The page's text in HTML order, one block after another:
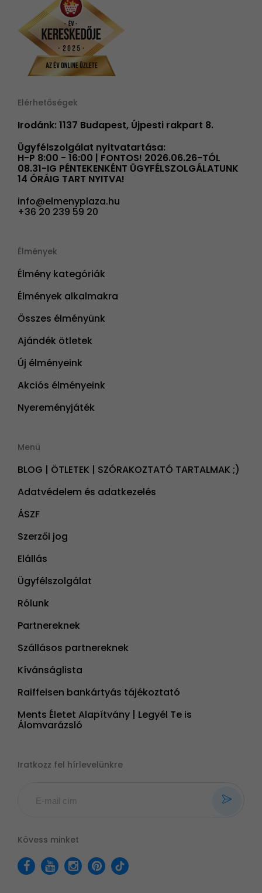
Elérhetőségek
Irodánk: 1137 Budapest, Újpesti rakpart 8.
Ügyfélszolgálat nyitvatartása:
H-P 8:00 - 16:00 | FONTOS! 2026.06.26-TÓL
08.31-IG PÉNTEKENKÉNT ÜGYFÉLSZOLGÁLATUNK
14 ÓRÁIG TART NYITVA!
info@elmenyplaza.hu
+36 20 239 59 20
Élmények
Élmény kategóriák
Élmények alkalmakra
Összes élményünk
Ajándék ötletek
Új élményeink
Akciós élményeink
Nyereményjáték
Menü
BLOG | ÖTLETEK | SZÓRAKOZTATÓ TARTALMAK ;)
Adatvédelem és adatkezelés
ÁSZF
Szerzői jog
Elállás
Ügyfélszolgálat
Rólunk
Partnereknek
Szállásos partnereknek
Kívánságlista
Raiffeisen bankártyás tájékoztató
Ments Életet Alapítvány | Legyél Te is
Álomvarázsló
Iratkozz fel hírlevelünkre
Kövess minket